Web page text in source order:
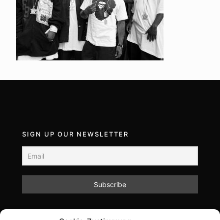
SIGN UP OUR NEWSLETTER